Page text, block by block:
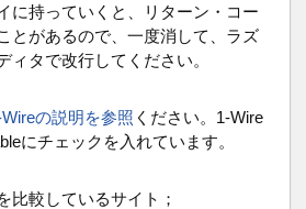
に持っていくと、リターン・コー
とがあるので、一度消して、ラズ
ィタで改行してください。
Wireの説明を参照 ください。1-Wire
にチェックを入れています。
較しているサイト；